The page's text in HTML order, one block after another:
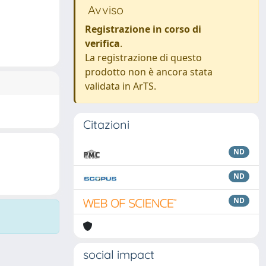
Avviso
Registrazione in corso di
verifica.
La registrazione di questo
prodotto non è ancora stata
validata in ArTS.
Citazioni
ND
ND
ND
social impact